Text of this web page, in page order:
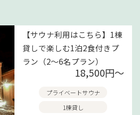
【サウナ利用はこちら】1棟
貸しで楽しむ1泊2食付きプ
ラン（2～6名プラン）
18,500円〜
プライベートサウナ
1棟貸し